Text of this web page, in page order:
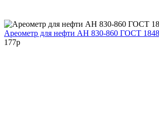
Ареометр для нефти АН 830-860 ГОСТ
177p